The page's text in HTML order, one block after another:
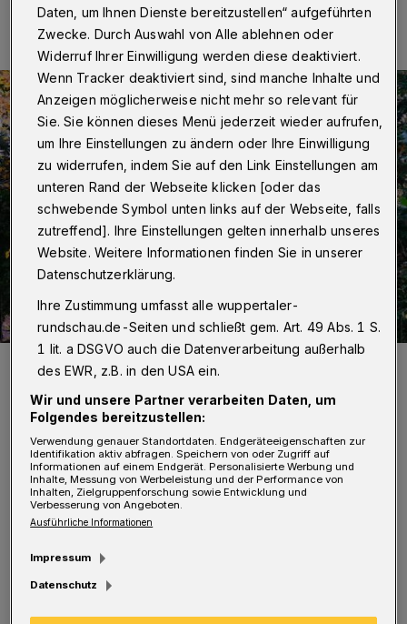
U m 10 Uhr findet eine Gedenkfeier der
Bezirksvertretung am Ehrenmal
Lüntenbeck statt. Um 11 Uhr findet die zentrale
Trauerfeier der Stadt Wuppertal auf dem
Daten, um Ihnen Dienste bereitzustellen“ aufgeführten
Zwecke. Durch Auswahl von Alle ablehnen oder
Widerruf Ihrer Einwilligung werden diese deaktiviert.
Wenn Tracker deaktiviert sind, sind manche Inhalte und
Anzeigen möglicherweise nicht mehr so relevant für
Sie. Sie können dieses Menü jederzeit wieder aufrufen,
um Ihre Einstellungen zu ändern oder Ihre Einwilligung
zu widerrufen, indem Sie auf den Link Einstellungen am
unteren Rand der Webseite klicken [oder das
schwebende Symbol unten links auf der Webseite, falls
zutreffend]. Ihre Einstellungen gelten innerhalb unseres
Website. Weitere Informationen finden Sie in unserer
Datenschutzerklärung.
Ihre Zustimmung umfasst alle wuppertaler-
rundschau.de-Seiten und schließt gem. Art. 49 Abs. 1 S.
1 lit. a DSGVO auch die Datenverarbeitung außerhalb
des EWR, z.B. in den USA ein.
Wir und unsere Partner verarbeiten Daten, um
Folgendes bereitzustellen:
Verwendung genauer Standortdaten. Endgeräteeigenschaften zur
Identifikation aktiv abfragen. Speichern von oder Zugriff auf
Informationen auf einem Endgerät. Personalisierte Werbung und
Inhalte, Messung von Werbeleistung und der Performance von
Inhalten, Zielgruppenforschung sowie Entwicklung und
Verbesserung von Angeboten.
Ausführliche Informationen
Impressum
Datenschutz